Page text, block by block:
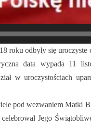
roku odbyły się
data wypada 11
w uroczystościach
pod wezwaniem Matki
Jego